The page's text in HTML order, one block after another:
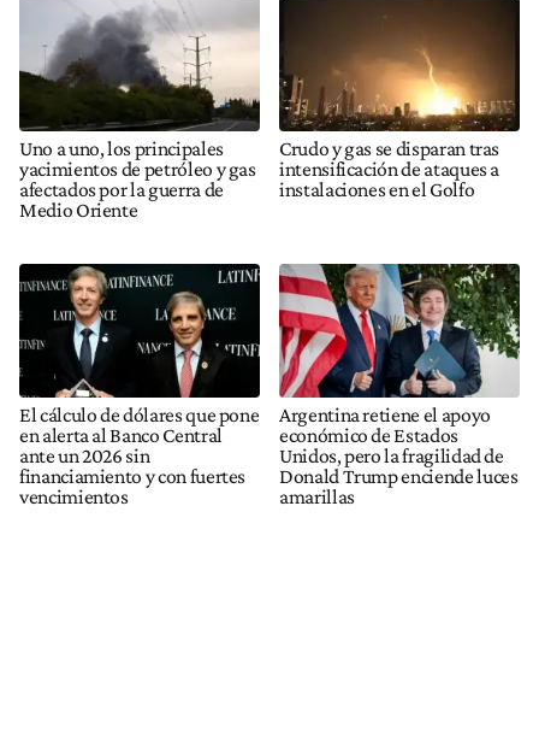
Uno a uno, los principales
yacimientos de petróleo y gas
afectados por la guerra de
Medio Oriente
Crudo y gas se disparan tras
intensificación de ataques a
instalaciones en el Golfo
El cálculo de dólares que pone
en alerta al Banco Central
ante un 2026 sin
financiamiento y con fuertes
vencimientos
Argentina retiene el apoyo
económico de Estados
Unidos, pero la fragilidad de
Donald Trump enciende luces
amarillas